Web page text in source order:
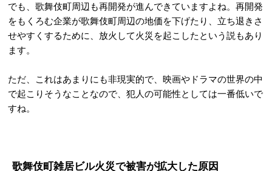
でも、歌舞伎町周辺も再開発が進んできていますよね。再開発
をもくろむ企業が歌舞伎町周辺の地価を下げたり、立ち退きさ
せやすくするために、放火して火災を起こしたという説もあり
ます。
ただ、これはあまりにも非現実的で、映画やドラマの世界の中
で起こりそうなことなので、犯人の可能性としては一番低いで
すね。
歌舞伎町雑居ビル火災で被害が拡大した原因